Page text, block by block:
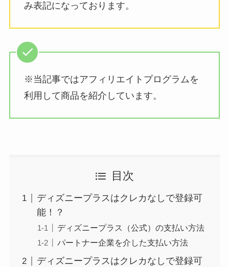
み表記になっております。
※当記事ではアフィリエイトプログラムを
利用して商品を紹介しています。
目次
ディズニープラスはクレカなしで登録可
能！？
ディズニープラス（公式）の支払い方法
パートナー企業を介した支払い方法
ディズニープラスはクレカなしで登録可